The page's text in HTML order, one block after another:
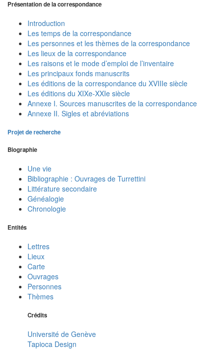
Présentation de la correspondance
Introduction
Les temps de la correspondance
Les personnes et les thèmes de la correspondance
Les lieux de la correspondance
Les raisons et le mode d’emploi de l’inventaire
Les principaux fonds manuscrits
Les éditions de la correspondance du XVIIIe siècle
Les éditions du XIXe-XXIe siècle
Annexe I. Sources manuscrites de la correspondance
Annexe II. Sigles et abréviations
Projet de recherche
Biographie
Une vie
Bibliographie : Ouvrages de Turrettini
Littérature secondaire
Généalogie
Chronologie
Entités
Lettres
Lieux
Carte
Ouvrages
Personnes
Thèmes
Crédits
Université de Genève
Tapioca Design